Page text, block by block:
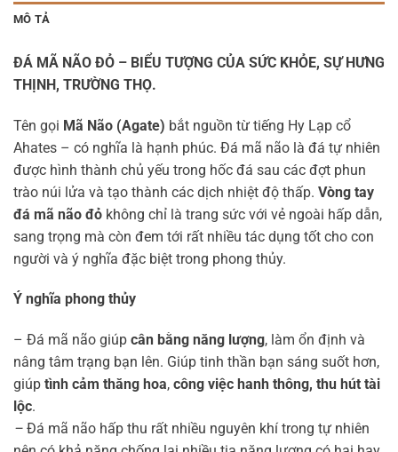
MÔ TẢ
ĐÁ MÃ NÃO ĐỎ – BIỂU TƯỢNG CỦA SỨC KHỎE, SỰ HƯNG
THỊNH, TRƯỜNG THỌ.
Tên gọi Mã Não (Agate) bắt nguồn từ tiếng Hy Lạp cổ
Ahates – có nghĩa là hạnh phúc. Đá mã não là đá tự nhiên
được hình thành chủ yếu trong hốc đá sau các đợt phun
trào núi lửa và tạo thành các dịch nhiệt độ thấp. Vòng tay
đá mã não đỏ không chỉ là trang sức với vẻ ngoài hấp dẫn,
sang trọng mà còn đem tới rất nhiều tác dụng tốt cho con
người và ý nghĩa đặc biệt trong phong thủy.
Ý nghĩa phong thủy
– Đá mã não giúp cân bằng năng lượng, làm ổn định và
nâng tâm trạng bạn lên. Giúp tinh thần bạn sáng suốt hơn,
giúp tình cảm thăng hoa, công việc hanh thông, thu hút tài
lộc.
– Đá mã não hấp thu rất nhiều nguyên khí trong tự nhiên